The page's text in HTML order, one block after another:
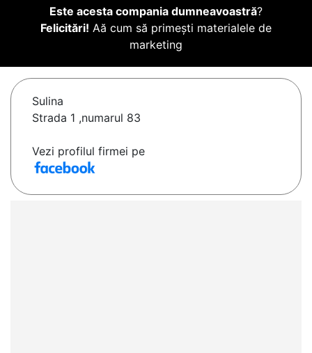
Este acesta compania dumneavoastră?
Felicitări! Aă cum să primești materialele de
marketing
Sulina
Strada 1 ,numarul 83
Vezi profilul firmei pe